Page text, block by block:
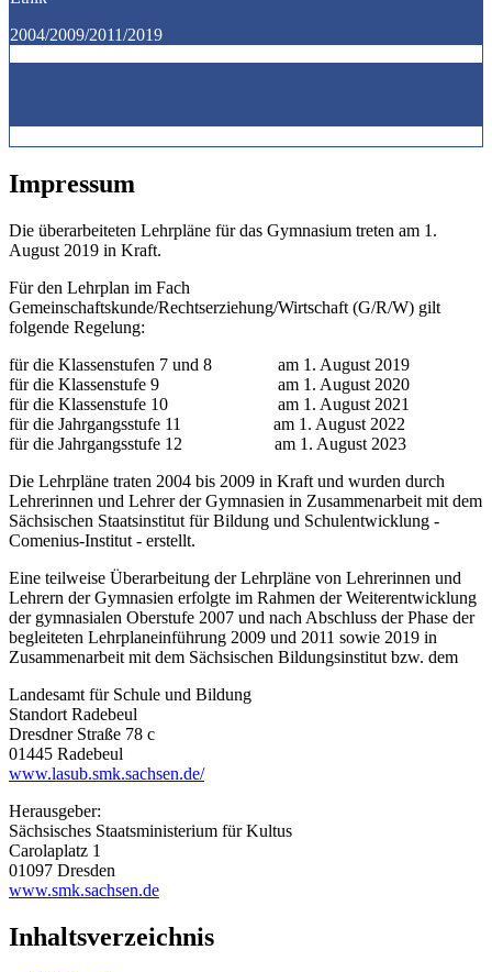
2004/2009/2011/2019
Impressum
Die überarbeiteten Lehrpläne für das Gymnasium treten am 1.
August 2019 in Kraft.
Für den Lehrplan im Fach
Gemeinschaftskunde/Rechtserziehung/Wirtschaft (G/R/W) gilt
folgende Regelung:
für die Klassenstufen 7 und 8 am 1. August 2019
für die Klassenstufe 9 am 1. August 2020
für die Klassenstufe 10 am 1. August 2021
für die Jahrgangsstufe 11 am 1. August 2022
für die Jahrgangsstufe 12 am 1. August 2023
Die Lehrpläne traten 2004 bis 2009 in Kraft und wurden durch
Lehrerinnen und Lehrer der Gymnasien in Zusammenarbeit mit dem
Sächsischen Staatsinstitut für Bildung und Schulentwicklung -
Comenius-Institut - erstellt.
Eine teilweise Überarbeitung der Lehrpläne von Lehrerinnen und
Lehrern der Gymnasien erfolgte im Rahmen der Weiterentwicklung
der gymnasialen Oberstufe 2007 und nach Abschluss der Phase der
begleiteten Lehrplaneinführung 2009 und 2011 sowie 2019 in
Zusammenarbeit mit dem Sächsischen Bildungsinstitut bzw. dem
Landesamt für Schule und Bildung
Standort Radebeul
Dresdner Straße 78 c
01445 Radebeul
www.lasub.smk.sachsen.de/
Herausgeber:
Sächsisches Staatsministerium für Kultus
Carolaplatz 1
01097 Dresden
www.smk.sachsen.de
Inhaltsverzeichnis